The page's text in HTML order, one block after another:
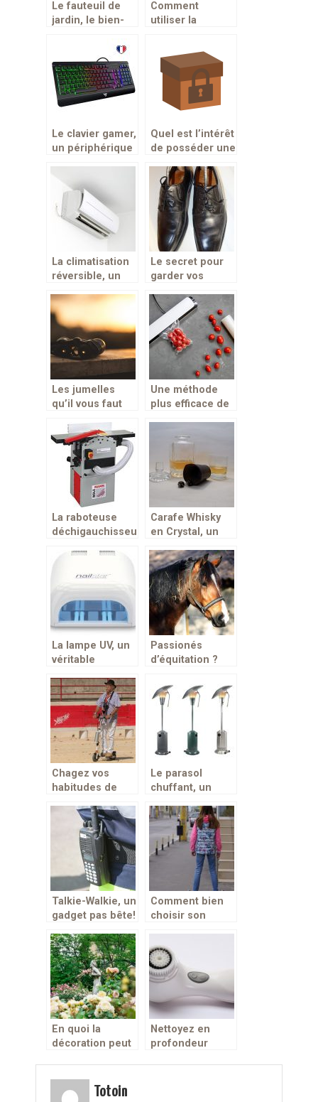
Le fauteuil de
jardin, le bien-
Comment
utiliser la
découpe ?
Le clavier gamer,
un périphérique
jeux vidéos
Quel est l’intérêt
de posséder une
La climatisation
réversible, un
double
fonctionnalités
Le secret pour
garder vos
bon état pour
longtemps
Les jumelles
qu’il vous faut
nuit
Une méthode
plus efficace de
des aliments!
La raboteuse
déchigauchisseuse,
pour le lissage
des toutes
sortes de
surfaces
Carafe Whisky
en Crystal, un
décoration et de
service.
La lampe UV, un
véritable
indispensable
pour le séchoir
des ongles et
vernis
Passionés
d’équitation ?
meilleur à votre
animal
Chagez vos
habitudes de
adoptant la
trottinette
électrique
Le parasol
chuffant, un
pour propager
de la chaleur
dans un espace
donné
Talkie-Walkie, un
gadget pas bête!
Comment bien
choisir son
En quoi la
décoration peut
maison ?
Nettoyez en
profondeur
Totoin